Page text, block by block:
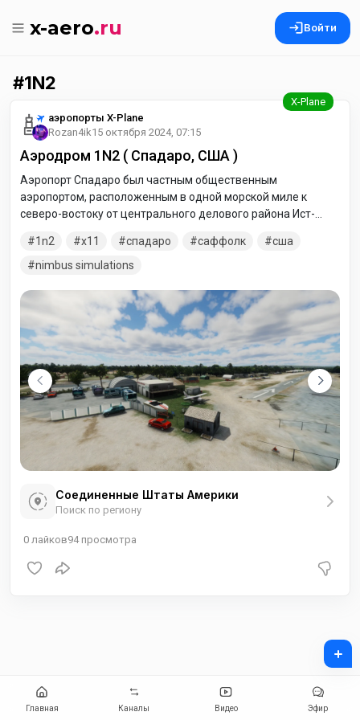
x-aero.ru Войти
1N2
аэропорты X-Plane
Rozan4ik15 октября 2024, 07:15
Аэродром 1N2 ( Спадаро, США )
Аэропорт Спадаро был частным общественным
аэропортом, расположенным в одной морской миле к
северо-востоку от центрального делового района Ист-
1n2
x11 спадаро саффолк
сша
nimbus simulations
Соединенные Штаты Америки
Поиск по региону
0 лайков94просмотра
Главная Каналы Видео Эфир
+